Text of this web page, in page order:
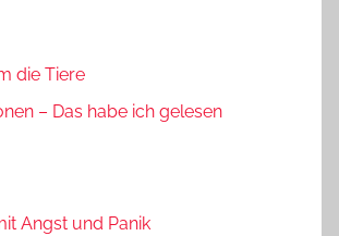
die Tiere
– Das habe ich gelesen
Angst und Panik